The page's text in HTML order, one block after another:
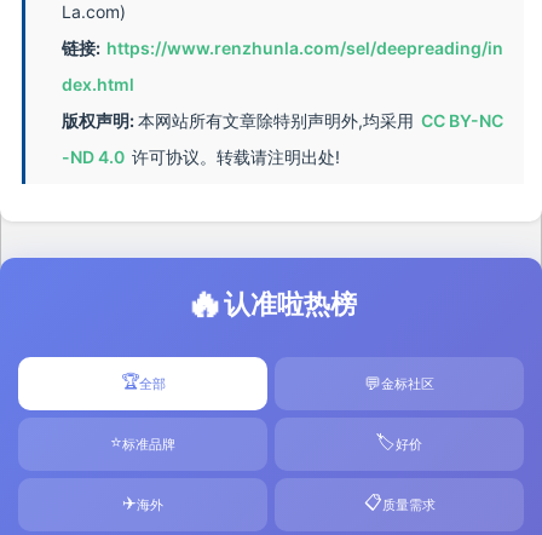
La.com)
链接: https://www.renzhunla.com/sel/deepreading/in
dex.html
版权声明:本网站所有文章除特别声明外,均采用 CC BY-NC
-ND 4.0 许可协议。转载请注明出处!
🔥认准啦热榜
🏆全部 💬金标社区
⭐标准品牌 🏷️好价
✈️海外 📋质量需求